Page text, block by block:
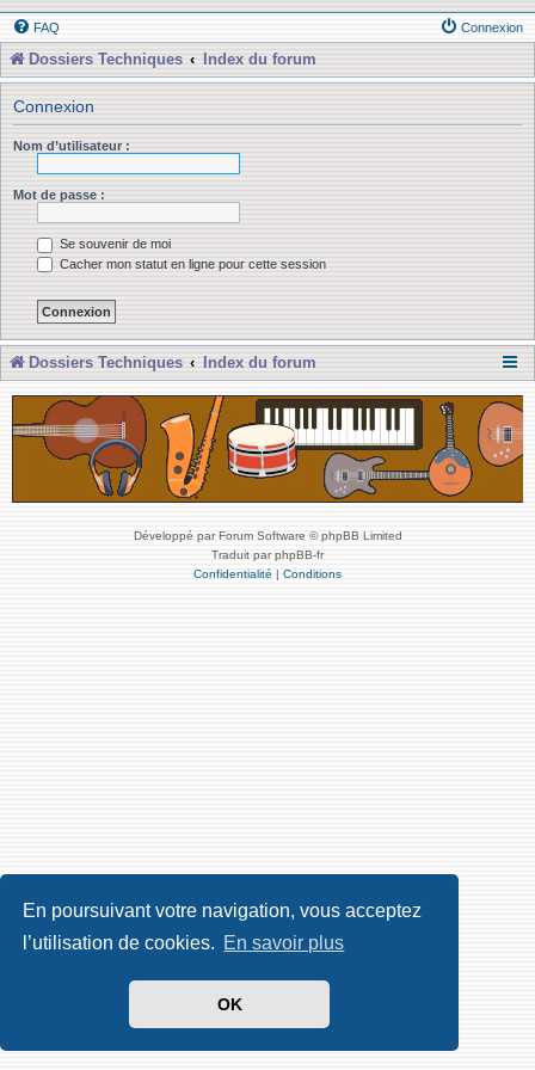
En poursuivant votre navigation, vous acceptez
l’utilisation de cookies. En savoir plus
OK
FAQ Connexion
Dossiers Techniques Index du forum
Connexion
Nom d’utilisateur :
Mot de passe :
Se souvenir de moi
Cacher mon statut en ligne pour cette session
Dossiers Techniques Index du forum
Développé par Forum Software © phpBB Limited
Traduit par phpBB-fr
Confidentialité | Conditions